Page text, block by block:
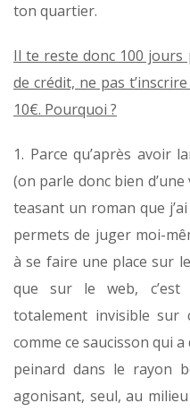
ton quartier.
Il te reste donc 100
de crédit, ne pas
10€. Pourquoi ?
1. Parce qu’après avoir
(on parle donc bien
teasant un roman que
permets de juger moi-
à se faire une place sur
que sur le web, c’est
totalement invisible sur
comme ce saucisson qui
peinard dans le rayon
agonisant, seul, au